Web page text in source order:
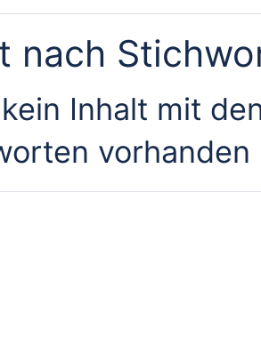
nach
Inhalt mit
vorhanden